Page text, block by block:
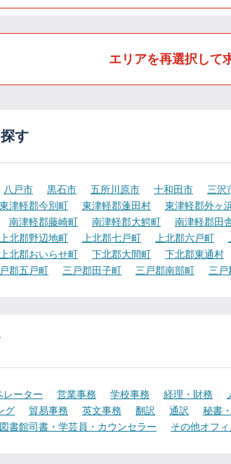
エリアを再選択して
す
八戸市 黒石市 五所川原市 十和田市 三沢
東津軽郡今別町 東津軽郡蓬田村 東津軽郡外ヶ
南津軽郡藤崎町 南津軽郡大鰐町 南津軽郡田
上北郡野辺地町 上北郡七戸町 上北郡六戸町
上北郡おいらせ町 下北郡大間町 下北郡東通村
郡五戸町 三戸郡田子町 三戸郡南部町 三戸
レーター 営業事務 学校事務 経理・財務
グ
貿易事務 英文事務 翻訳 通訳 秘書
図書館司書・学芸員・カウンセラー その他オフ